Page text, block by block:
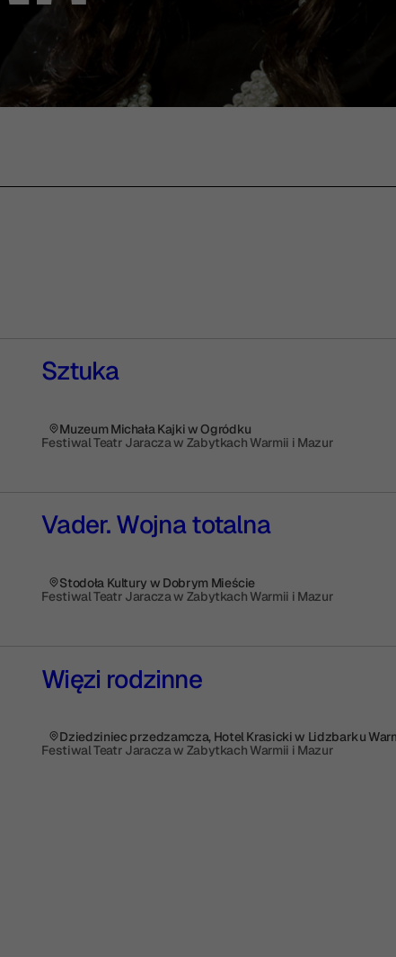
Sztuka
Muzeum Michała Kajki w Ogródku
Festiwal Teatr Jaracza w Zabytkach Warmii i Mazur
Vader. Wojna totalna
Stodoła Kultury w Dobrym Mieście
Festiwal Teatr Jaracza w Zabytkach Warmii i Mazur
Więzi rodzinne
Dziedziniec przedzamcza, Hotel Krasicki w Lidzbarku
Festiwal Teatr Jaracza w Zabytkach Warmii i Mazur